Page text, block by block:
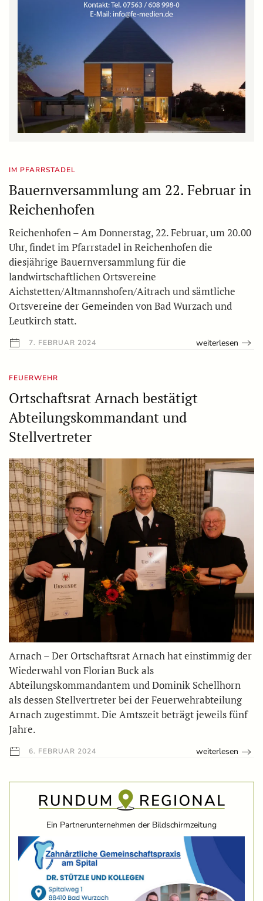
IM PFARRSTADEL
Bauernversammlung am 22. Februar in
Reichenhofen
Reichenhofen – Am Donnerstag, 22. Februar, um 20.00
Uhr, findet im Pfarrstadel in Reichenhofen die
diesjährige Bauernversammlung für die
landwirtschaftlichen Ortsvereine
Aichstetten/Altmannshofen/Aitrach und sämtliche
Ortsvereine der Gemeinden von Bad Wurzach und
Leutkirch statt.
7. FEBRUAR 2024 weiterlesen
FEUERWEHR
Ortschaftsrat Arnach bestätigt
Abteilungskommandant und
Stellvertreter
Arnach – Der Ortschaftsrat Arnach hat einstimmig der
Wiederwahl von Florian Buck als
Abteilungskommandantem und Dominik Schellhorn
als dessen Stellvertreter bei der Feuerwehrabteilung
Arnach zugestimmt. Die Amtszeit beträgt jeweils fünf
Jahre.
6. FEBRUAR 2024 weiterlesen
Ein Partnerunternehmen der Bildschirmzeitung